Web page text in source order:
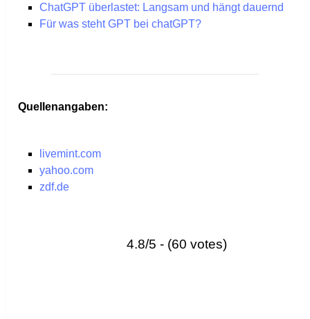
ChatGPT überlastet: Langsam und hängt dauernd
Für was steht GPT bei chatGPT?
Quellenangaben:
livemint.com
yahoo.com
zdf.de
4.8/5 - (60 votes)